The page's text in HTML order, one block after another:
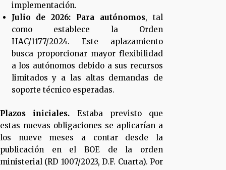
implementación.
Julio de 2026:
Para autónomos, tal
como establece la Orden
HAC/1177/2024. Este aplazamiento
busca proporcionar mayor flexibilidad
a los autónomos debido a sus recursos
limitados y a las altas demandas de
soporte técnico esperadas.
Plazos iniciales. Estaba previsto que
estas nuevas obligaciones se aplicarían a
los nueve meses a contar desde la
publicación en el BOE de la orden
ministerial (RD 1007/2023, D.F. Cuarta). Por